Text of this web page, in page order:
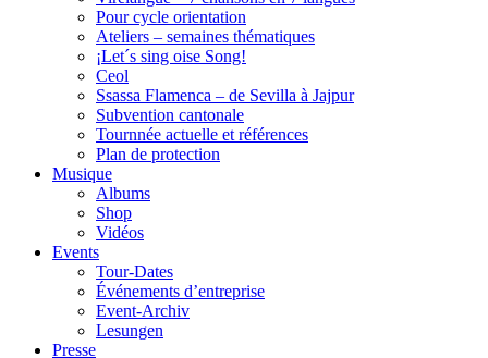
Pour cycle orientation
Ateliers – semaines thématiques
¡Let´s sing oise Song!
Ceol
Ssassa Flamenca – de Sevilla à Jajpur
Subvention cantonale
Tournnée actuelle et références
Plan de protection
Musique
Albums
Shop
Vidéos
Events
Tour-Dates
Événements d’entreprise
Event-Archiv
Lesungen
Presse